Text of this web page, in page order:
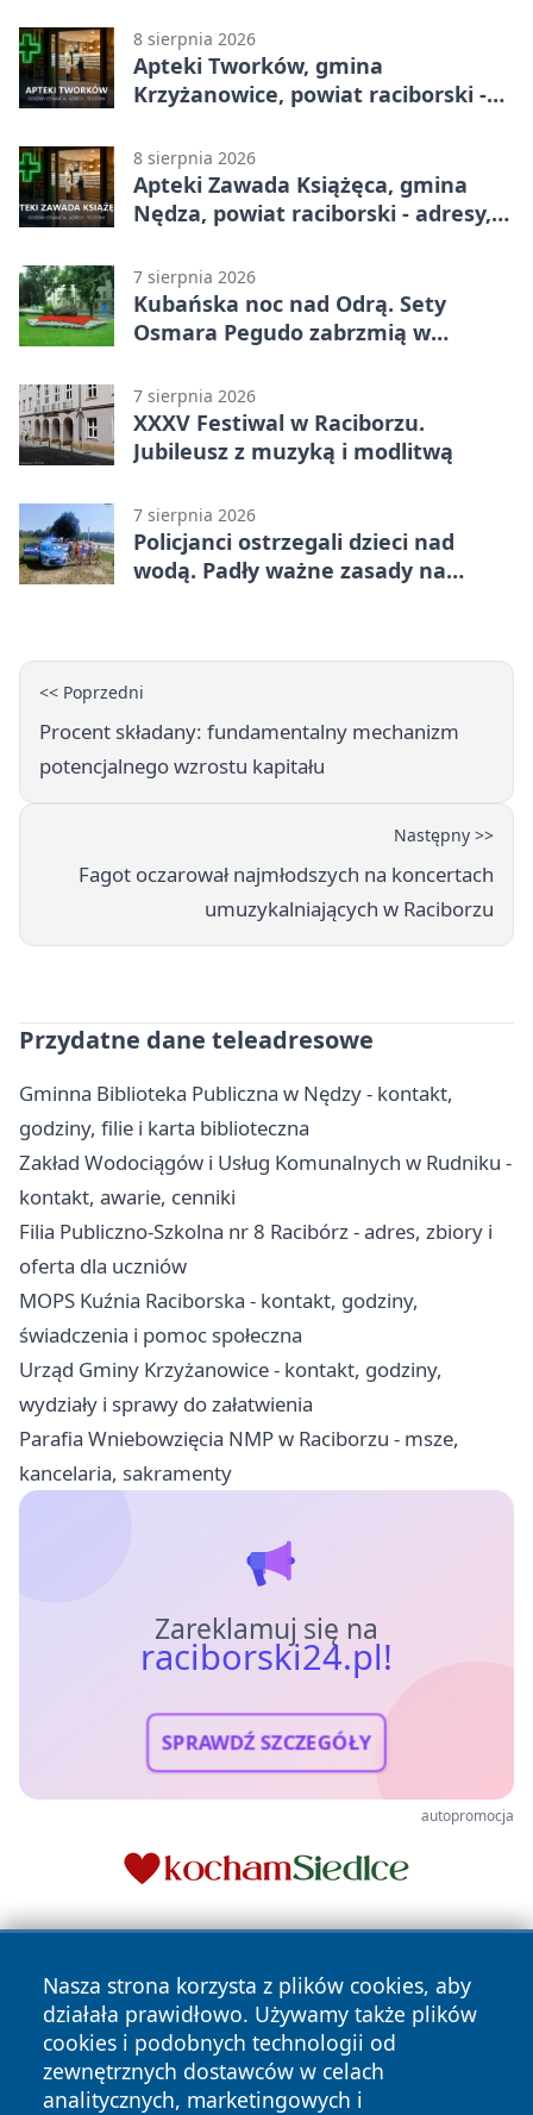
8 sierpnia 2026
Apteki Tworków, gmina
Krzyżanowice, powiat raciborski -
8 sierpnia 2026
Apteki Zawada Książęca, gmina
Nędza, powiat raciborski - adresy,
7 sierpnia 2026
Kubańska noc nad Odrą. Sety
Osmara Pegudo zabrzmią w
7 sierpnia 2026
XXXV Festiwal w Raciborzu.
Jubileusz z muzyką i modlitwą
7 sierpnia 2026
Policjanci ostrzegali dzieci nad
wodą. Padły ważne zasady na
<< Poprzedni
Procent składany: fundamentalny mechanizm
potencjalnego wzrostu kapitału
Następny >>
Fagot oczarował najmłodszych na koncertach
umuzykalniających w Raciborzu
Przydatne dane teleadresowe
Gminna Biblioteka Publiczna w Nędzy - kontakt,
godziny, filie i karta biblioteczna
Zakład Wodociągów i Usług Komunalnych w Rudniku -
kontakt, awarie, cenniki
Filia Publiczno-Szkolna nr 8 Racibórz - adres, zbiory i
oferta dla uczniów
MOPS Kuźnia Raciborska - kontakt, godziny,
świadczenia i pomoc społeczna
Urząd Gminy Krzyżanowice - kontakt, godziny,
wydziały i sprawy do załatwienia
Parafia Wniebowzięcia NMP w Raciborzu - msze,
kancelaria, sakramenty
Zareklamuj się na
raciborski24.pl!
SPRAWDŹ SZCZEGÓŁY
autopromocja
Nasza strona korzysta z plików cookies, aby
działała prawidłowo. Używamy także plików
cookies i podobnych technologii od
zewnętrznych dostawców w celach
analitycznych, marketingowych i
Copyright © 2026 raciborski24.pl Wszystkie prawa
zastrzeżone.